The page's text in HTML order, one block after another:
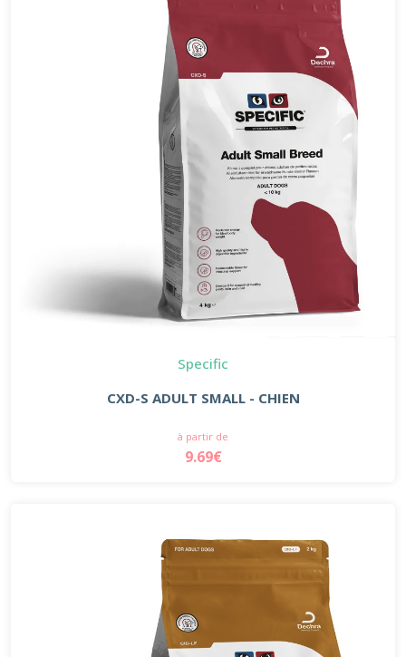
Specific
CXD-S ADULT SMALL - CHIEN
à partir de
9.69€